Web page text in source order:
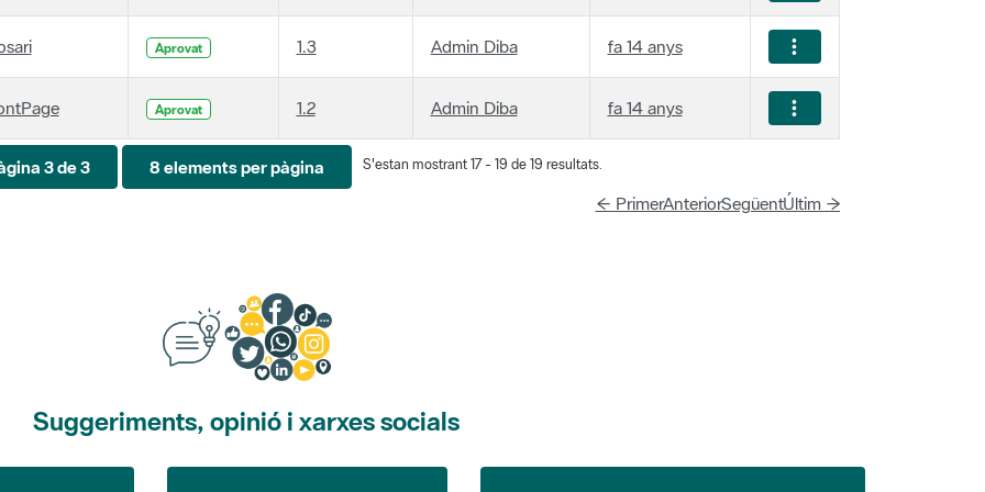
Aprovat 1.3 Admin Diba fa 14 anys
Aprovat 1.2 Admin Diba fa 14 anys
3 de 3 8 elements per pàgina S'estan mostrant 17 - 19 de 19 resultats.
← PrimerAnteriorSegüentÚltim →
Suggeriments, opinió i xarxes socials